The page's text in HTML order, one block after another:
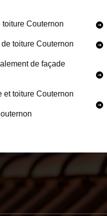
Couternon
toiture Couternon
de façade
et toiture Couternon